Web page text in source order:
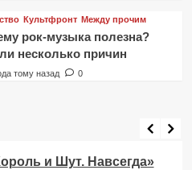
Культфронт Между прочим
рок-музыка полезна?
несколько причин
тому назад 0
и Шут. Навсегда»